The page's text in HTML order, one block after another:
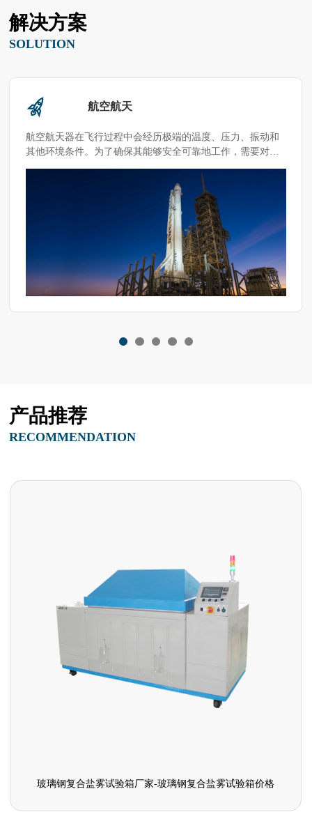
解决方案
SOLUTION
航空航天
航空航天器在飞行过程中会经历极端的温度、压力、振动和
其他环境条件。为了确保其能够安全可靠地工作，需要对材
产品推荐
RECOMMENDATION
玻璃钢复合盐雾试验箱厂家-玻璃钢复合盐雾试验箱价格